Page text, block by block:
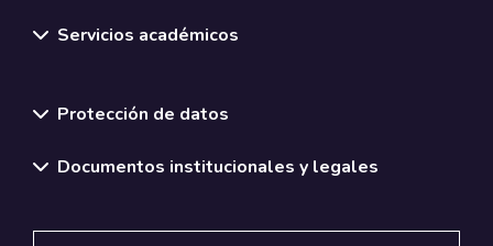
Servicios académicos
Protección de datos
Documentos institucionales y legales